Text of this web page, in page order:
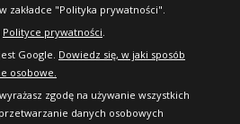
zakładce "Polityka prywatności".
Polityce prywatności.
Google. Dowiedz się, w jaki sposób
osobowe.
zgodę na używanie wszystkich
danych osobowych